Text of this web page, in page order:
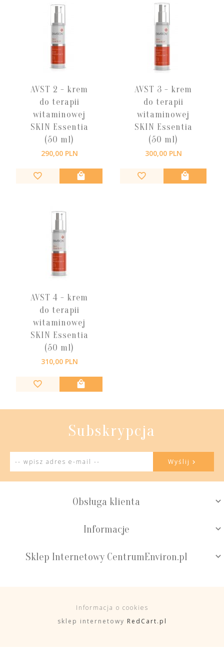
AVST 2 - krem
do terapii
witaminowej
SKIN Essentia
(50 ml)
290,00 PLN
AVST 3 - krem
do terapii
witaminowej
SKIN Essentia
(50 ml)
300,00 PLN
AVST 4 - krem
do terapii
witaminowej
SKIN Essentia
(50 ml)
310,00 PLN
Subskrypcja
Wyślij
Obsługa klienta
Informacje
Sklep Internetowy CentrumEnviron.pl
Informacja o cookies
sklep internetowy RedCart.pl